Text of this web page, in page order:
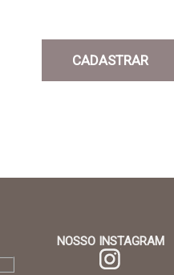
CADASTRAR
NOSSO INSTAGRAM